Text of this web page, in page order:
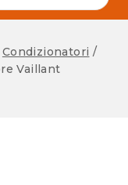
Condizionatori /
Vaillant